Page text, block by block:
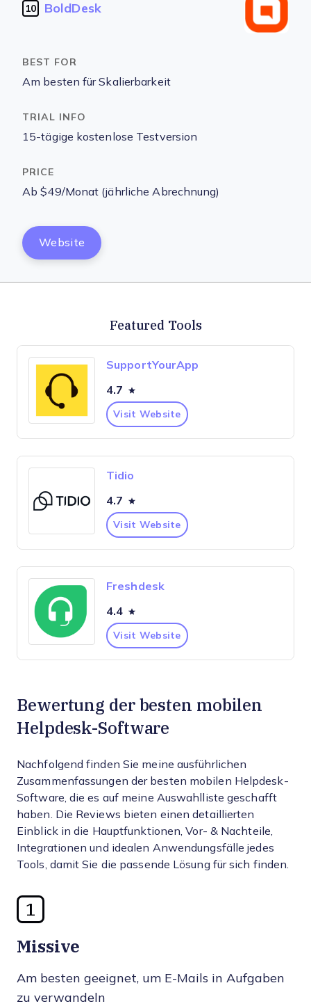
10 BoldDesk
Am besten für Skalierbarkeit
15-tägige kostenlose Testversion
Ab $49/Monat (jährliche Abrechnung)
Website
Featured Tools
SupportYourApp
4.7
Visit Website
Tidio
4.7
Visit Website
Freshdesk
4.4
Visit Website
Bewertung der besten mobilen
Helpdesk-Software
Nachfolgend finden Sie meine ausführlichen
Zusammenfassungen der besten mobilen Helpdesk-
Software, die es auf meine Auswahlliste geschafft
haben. Die Reviews bieten einen detaillierten
Einblick in die Hauptfunktionen, Vor- & Nachteile,
Integrationen und idealen Anwendungsfälle jedes
Tools, damit Sie die passende Lösung für sich finden.
1
Missive
Am besten geeignet, um E-Mails in Aufgaben
zu verwandeln